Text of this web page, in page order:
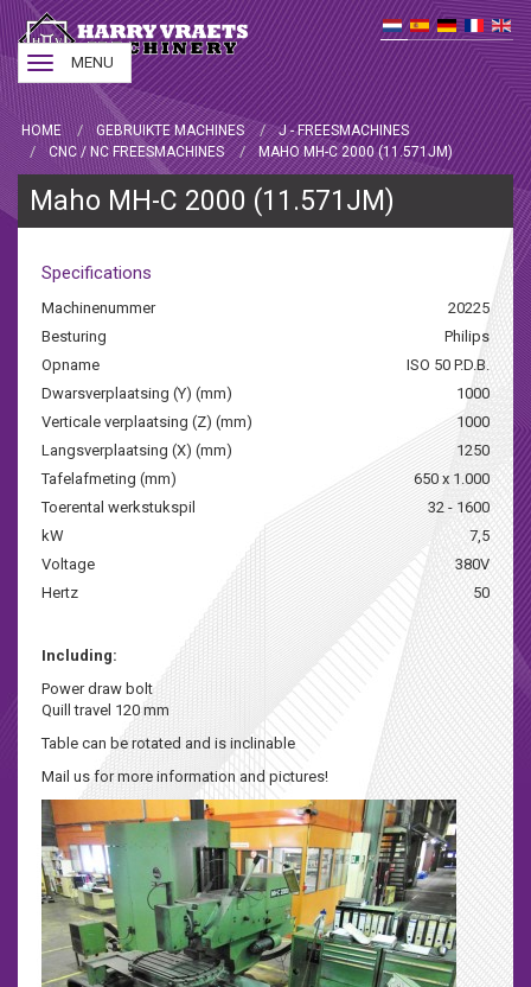
Toggle
navigation
MENU
HOME GEBRUIKTE MACHINES
J - FREESMACHINES
CNC / NC FREESMACHINES
MAHO MH-C 2000 (11.571JM)
Maho MH-C 2000 (11.571JM)
Specifications
Machinenummer
20225
Besturing
Philips
Opname
ISO 50 P.D.B.
Dwarsverplaatsing (Y) (mm)
1000
Verticale verplaatsing (Z) (mm)
1000
Langsverplaatsing (X) (mm)
1250
Tafelafmeting (mm)
650 x 1.000
Toerental werkstukspil
32 - 1600
kW
7,5
Voltage
380V
Hertz
50
Including:
Power draw bolt
Quill travel 120 mm
Table can be rotated and is inclinable
Mail us for more information and pictures!